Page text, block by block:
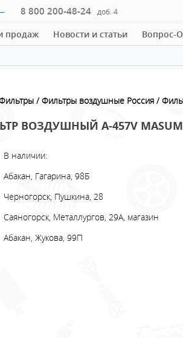
8 800 200-48-24 доб. 4
продаж Новости и статьи Вопрос-
Фильтры воздушные Россия
ВОЗДУШНЫЙ A-457V
В наличии:
Абакан, Гагарина, 98Б
Черногорск, Пушкина, 28
Саяногорск, Металлургов, 29А, магазин
Абакан, Жукова, 99П